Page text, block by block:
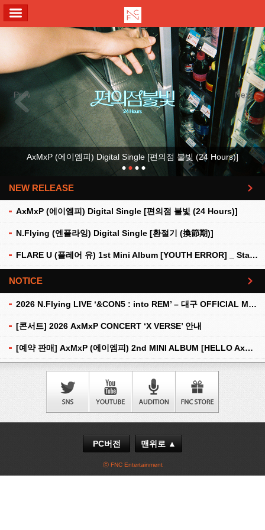
Previous Next
AxMxP (에이엠피) Digital Single [편의점 불빛 (24 Hours)]
NEW RELEASE
AxMxP (에이엠피) Digital Single [편의점 불빛 (24 Hours)]
N.Flying (엔플라잉) Digital Single [환절기 (換節期)]
FLARE U (플레어 유) 1st Mini Album [YOUTH ERROR] _ Stationery Kit Ver.
더보기
NOTICE
2026 N.Flying LIVE ‘&CON5 : into REM’ – 대구 OFFICIAL MD 현장 판매 안내
[콘서트] 2026 AxMxP CONCERT ‘X VERSE’ 안내
[예약 판매] AxMxP (에이엠피) 2nd MINI ALBUM [HELLO AxMxP] 예약 판매 안내
더보기
PC버전 맨위로 ▲
ⓒ FNC Entertainment